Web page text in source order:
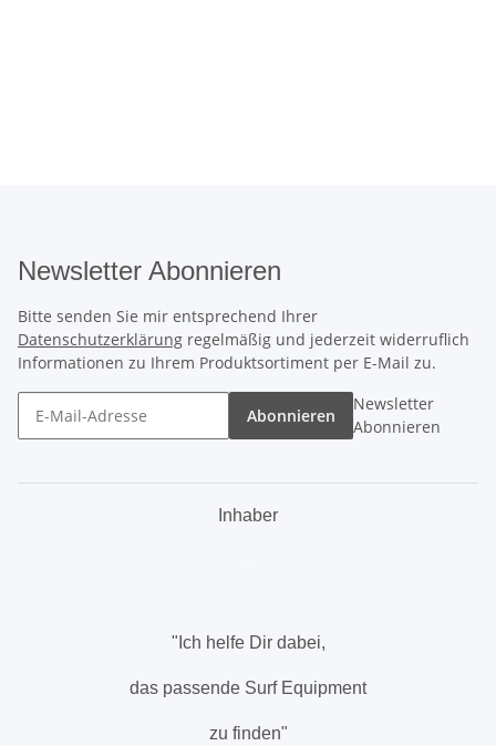
Newsletter Abonnieren
Bitte senden Sie mir entsprechend Ihrer
Datenschutzerklärung regelmäßig und jederzeit widerruflich
Informationen zu Ihrem Produktsortiment per E-Mail zu.
Abonnieren
Newsletter
Abonnieren
Inhaber
"Ich helfe Dir dabei,
das passende Surf Equipment
zu finden"